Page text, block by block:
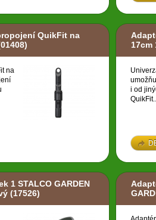
QuikFit na
na
17cm
i od
1 STALCO GARDEN
(17526)